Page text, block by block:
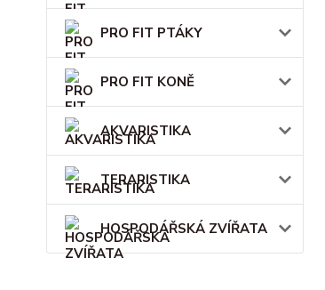
PRO FIT PTÁKY
PRO FIT KONĚ
AKVARISTIKA
TERARISTIKA
HOSPODÁŘSKÁ ZVÍŘATA